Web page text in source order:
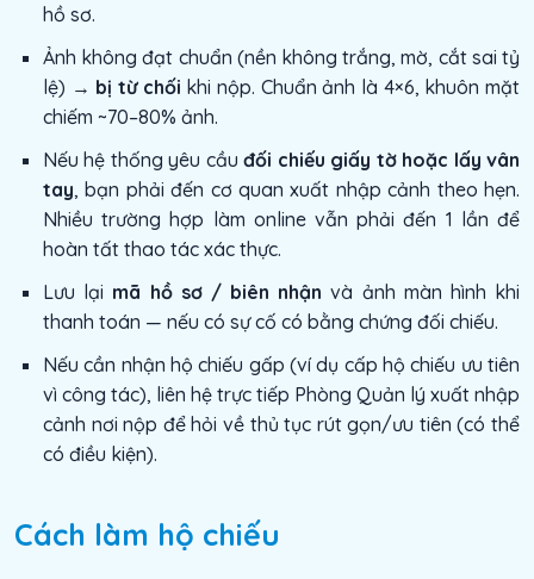
hồ sơ.
Ảnh không đạt chuẩn (nền không trắng, mờ, cắt sai tỷ
lệ) → bị từ chối khi nộp. Chuẩn ảnh là 4×6, khuôn mặt
chiếm ~70–80% ảnh.
Nếu hệ thống yêu cầuđối chiếu giấy tờ hoặc lấy vân
tay, bạn phải đến cơ quan xuất nhập cảnh theo hẹn.
Nhiều trường hợp làm online vẫn phải đến 1 lần để
hoàn tất thao tác xác thực.
Lưu lại mã hồ sơ / biên nhận và ảnh màn hình khi
thanh toán — nếu có sự cố có bằng chứng đối chiếu.
Nếu cần nhận hộ chiếu gấp (ví dụ cấp hộ chiếu ưu tiên
vì công tác), liên hệ trực tiếp Phòng Quản lý xuất nhập
cảnh nơi nộp để hỏi về thủ tục rút gọn/ưu tiên (có thể
có điều kiện).
Cách làm hộ chiếu